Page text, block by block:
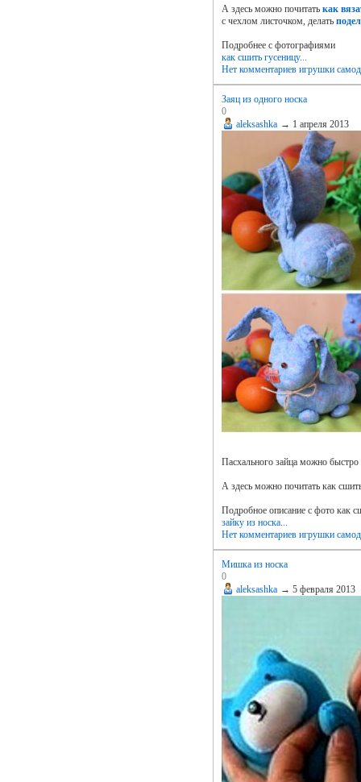
А здесь можно почитатькак
с чехлом листочком, делать
Подробнее с фотографиями
как сшить гусеницу...
Нет комментариев игрушки
Заяц из одного носка
0
aleksashka → 1 апреля 2013
Пасхального зайца можно быстро
А здесь можно почитать как
Подробное описание с фото как
зайку из носка...
Нет комментариев игрушки
Мишка из носка
0
aleksashka →5 февраля 2013